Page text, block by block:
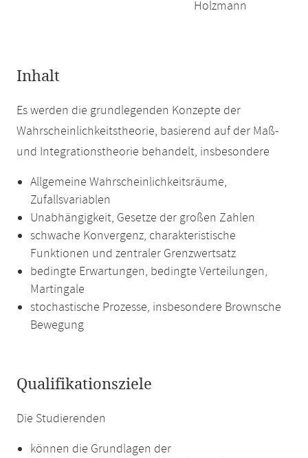
Holzmann
Inhalt
Es werden die grundlegenden Konzepte der
Wahrscheinlichkeitstheorie, basierend auf der Maß-
und Integrationstheorie behandelt, insbesondere
Allgemeine Wahrscheinlichkeitsräume,
Zufallsvariablen
Unabhängigkeit, Gesetze der großen Zahlen
schwache Konvergenz, charakteristische
Funktionen und zentraler Grenzwertsatz
bedingte Erwartungen, bedingte Verteilungen,
Martingale
stochastische Prozesse, insbesondere Brownsche
Bewegung
Qualifikationsziele
Die Studierenden
können die Grundlagen der